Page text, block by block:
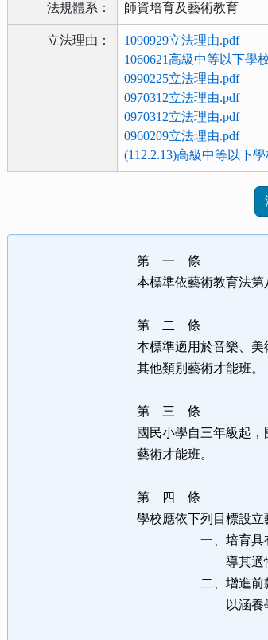
法規體系： 師資培育及藝術教育
立法理由：
1090929立法理由.pdf
1060621高級中等以下學
0990225立法理由.pdf
0970312立法理由.pdf
0970312立法理由.pdf
0960209立法理由.pdf
(112.2.13)高級中等以下
功
第 一 條
本標準依藝術教育法第
第 二 條
本標準適用於音樂、
其他類別藝術才能班。
第 三 條
國民小學自三年級起
藝術才能班。
第 四 條
學校應依下列目標設立
一、培育具有優異
導其適性發展，
二、增進前款學生
以涵養學生美感